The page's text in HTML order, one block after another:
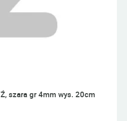
szara gr 4mm wys. 20cm